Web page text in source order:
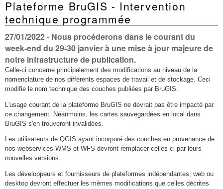
Plateforme BruGIS - Intervention
technique programmée
27/01/2022- Nous procéderons dans le courant du
week-end du 29-30 janvier à une mise à jour majeure de
notre infrastructure de publication.
Celle-ci concerne principalement des modifications au niveau de la
nomenclature de nos différents espaces de travail et de stockage. Ceci
modifie le nom technique des couches publiées par BruGIS.
L'usage courant de la plateforme BruGIS ne devrait pas être impacté par
ce changement. Néanmoins, les cartes sauvegardées en local dans
BruGIS s'en trouveront invalidées.
Les utilisateurs de QGIS ayant incorporé des couches en provenance de
nos webservices WMS et WFS devront remplacer celles-ci par leurs
nouvelles versions.
Les développeurs et fournisseurs de plateformes indépendantes, web ou
desktop devront effectuer les mêmes modifications que celles décrites